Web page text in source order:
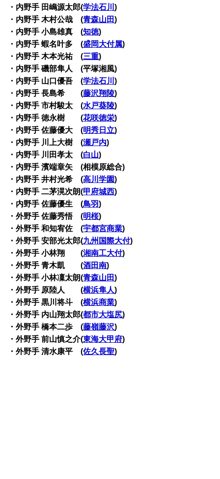
・内野手 田嶋源太郎(学法石川)
・内野手 木村公哉 (青森山田)
・内野手 小島雄真 (知徳)
・内野手 蝦名叶多 (盛岡大付属)
・内野手 木本光祐 (三重)
・内野手 磯部隼人 (平塚湘風)
・内野手 山口優吾 (学法石川)
・内野手 長島希 (藤沢翔陵)
・内野手 市村駿太 (水戸葵陵)
・内野手 徳永樹 (花咲徳栄)
・内野手 佐藤優大 (明秀日立)
・内野手 川上大樹 (瀬戸内)
・内野手 川田孝太 (白山)
・内野手 濱端章矢 (相模原総合)
・内野手 井村光希 (高川学園)
・内野手 二茅滉次朗(甲府城西)
・内野手 佐藤優生 (鳥羽)
・外野手 佐藤秀悟 (明桜)
・外野手 和知宥佐 (宇都宮商業)
・外野手 安部光太郎(九州国際大付)
・外野手 小林翔 (湘南工大付)
・外野手 青木凱 (酒田南)
・外野手 小林凜太朗(青森山田)
・外野手 原陸人 (横浜隼人)
・外野手 黒川将斗 (横浜商業)
・外野手 内山翔太郎(都市大塩尻)
・外野手 橋本二歩 (藤嶺藤沢)
・外野手 前山慎之介(東海大甲府)
・外野手 清水康平 (佐久長聖)